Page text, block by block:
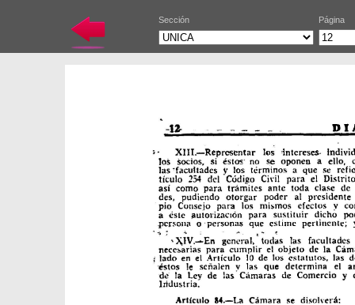
Sección Página